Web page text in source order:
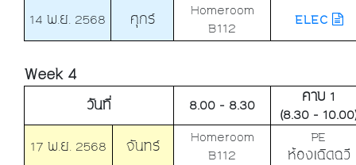
14 พ.ย. 2568
ศุกร์
Homeroom
B112
ELEC
Week 4
วันที่ 8.00 - 8.30
คาบ 1
(8.30 -
17 พ.ย. 2568
จันทร์
Homeroom
B112
PE
ห้องเฉิดฉวี